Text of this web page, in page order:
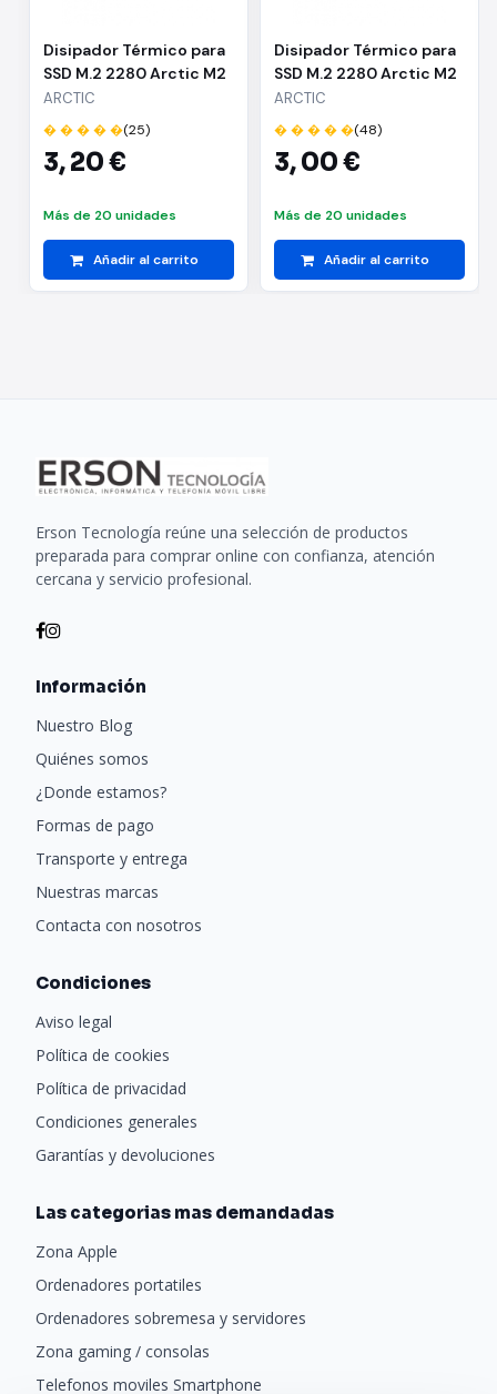
Disipador Térmico para
SSD M.2 2280 Arctic M2
Pro/ Negro
ARCTIC
� � � � �(25)
3,20 €
Más de 20 unidades
Añadir al carrito
Disipador Térmico para
SSD M.2 2280 Arctic M2
Pro/ Plata
ARCTIC
� � � � �(48)
3,00 €
Más de 20 unidades
Añadir al carrito
Erson Tecnología reúne una selección de productos
preparada para comprar online con confianza, atención
cercana y servicio profesional.
Información
Nuestro Blog
Quiénes somos
¿Donde estamos?
Formas de pago
Transporte y entrega
Nuestras marcas
Contacta con nosotros
Condiciones
Aviso legal
Política de cookies
Política de privacidad
Condiciones generales
Garantías y devoluciones
Las categorias mas demandadas
Zona Apple
Ordenadores portatiles
Ordenadores sobremesa y servidores
Zona gaming / consolas
Telefonos moviles Smartphone